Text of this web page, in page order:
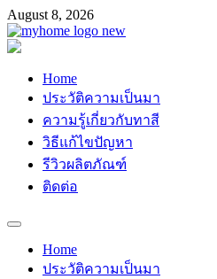
Skip
to
content
August 8, 2026
Home
ประวัติความเป็นมา
ความรู้เกี่ยวกับทาสี
วิธีแก้ไขปัญหา
รีวิวผลิตภัณฑ์
ติดต่อ
Home
ประวัติความเป็นมา